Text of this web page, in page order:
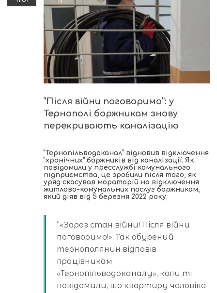
“Після війни поговоримо”: у
Тернополі боржникам знову
перекривають каналізацію
“Тернопільводоканал” відновив відключення
“хронічних” боржників від каналізації. Як
повідомили у пресслужбі комунального
підприємства, це зробили після того, як
уряд скасував мораторій на відключення
житлово-комунальних послуг боржникам,
який діяв від 5 березня 2022 року.
“«Зараз стан війни! Після війни
поговоримо!». Так обурений
тернополянин відповів
працівникам
«Тернопільводоканалу», коли ті
повідомили, що квартиру чоловіка